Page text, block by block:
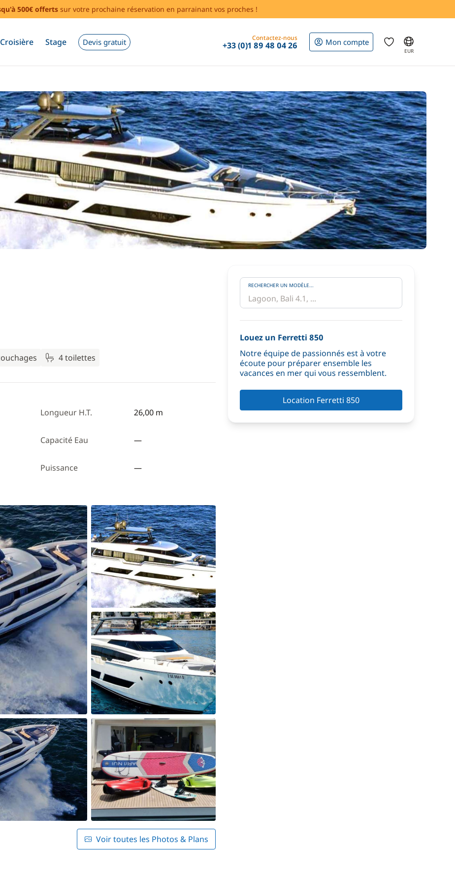
500€ offerts sur votre prochaine réservation en parrainant vos proches !
Croisière Stage Devis gratuit Contactez-nous
+33 (0)1 89 48 04 26 Mon compte
EUR
4 toilettes
Longueur H.T. 26,00 m
Capacité Eau —
Puissance —
Voir toutes les Photos & Plans
RECHERCHER UN MODÈLE...
Louez un Ferretti 850
Notre équipe de passionnés est à votre
écoute pour préparer ensemble les
vacances en mer qui vous ressemblent.
Location Ferretti 850